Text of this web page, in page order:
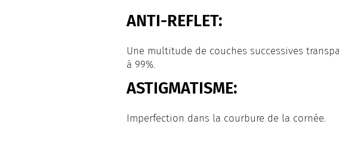
ANTI-REFLET:
Une multitude de couches successives
à 99%.
ASTIGMATISME:
Imperfection dans la courbure de la cornée.